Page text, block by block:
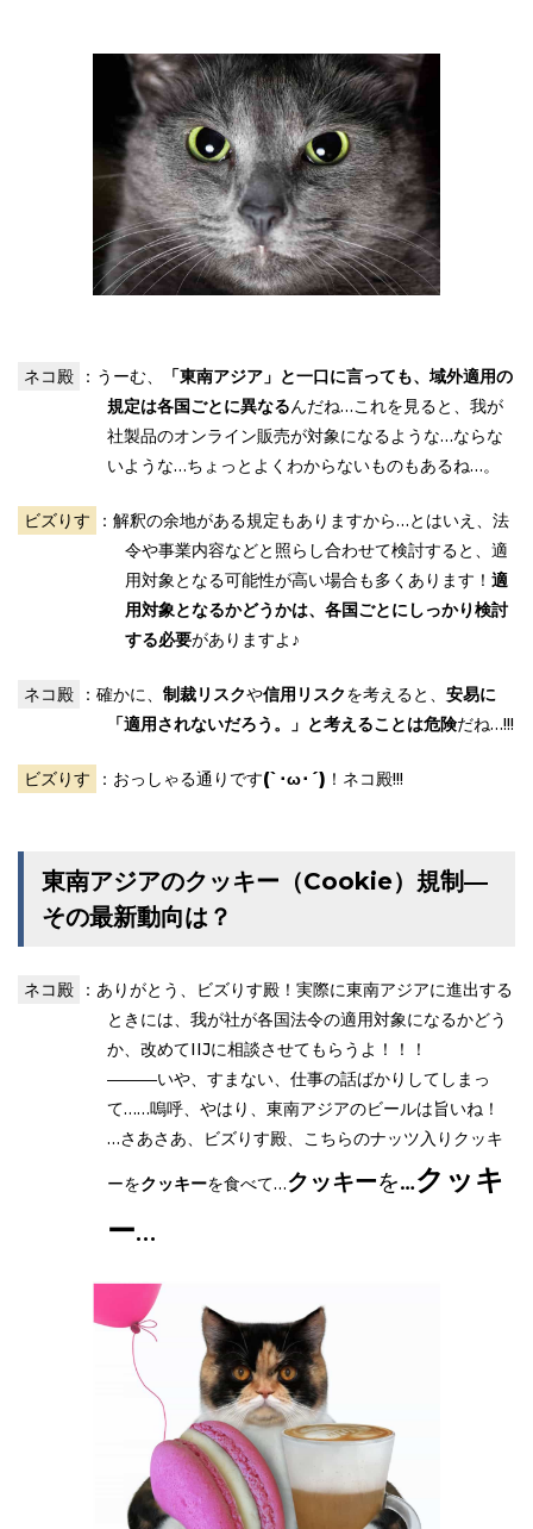
ネコ殿 ：うーむ、
「東南アジア」と一口に言っても、域外適用の
規定は各国ごとに異なるんだね…これを見ると、我が
社製品のオンライン販売が対象になるような…ならな
いような…ちょっとよくわからないものもあるね…。
ビズりす
：解釈の余地がある規定もありますから…とはいえ、法
令や事業内容などと照らし合わせて検討すると、適
用対象となる可能性が高い場合も多くあります！ 適
用対象となるかどうかは、各国ごとにしっかり検討
する必要がありますよ♪
ネコ殿 ：確かに、 制裁リスクや信用リスクを考えると、 安易に
「適用されないだろう。」と考えることは危険だね…!!!
ビズりす ：おっしゃる通りです(`･ω･´) ！ネコ殿!!!
東南アジアのクッキー（Cookie）規制―
その最新動向は？
ネコ殿
：ありがとう、ビズりす殿！実際に東南アジアに進出する
ときには、我が社が各国法令の適用対象になるかどう
か、改めてIIJに相談させてもらうよ！！！
―――いや、すまない、仕事の話ばかりしてしまっ
て……嗚呼、やはり、東南アジアのビールは旨いね！
…さあさあ、ビズりす殿、こちらのナッツ入りクッキ
ーをクッキーを食べて…クッキーを…クッキ
ー…